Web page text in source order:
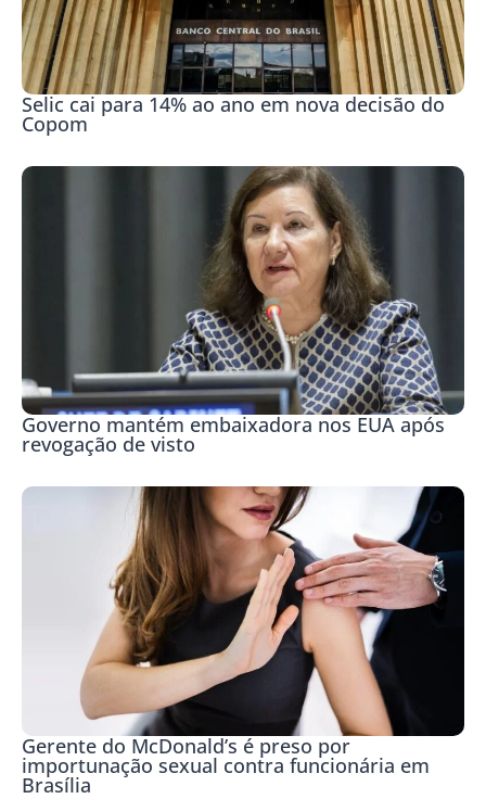
Selic cai para 14% ao ano em nova decisão do
Copom
Governo mantém embaixadora nos EUA após
revogação de visto
Gerente do McDonald’s é preso por
importunação sexual contra funcionária em
Brasília